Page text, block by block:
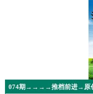
074期→→→→推档前进→